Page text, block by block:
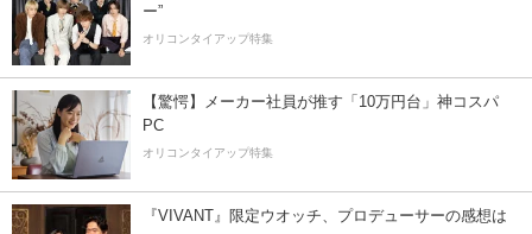
ー”
オリコンタイアップ特集
【驚愕】メーカー社員が推す「10万円台」神コスパ
PC
オリコンタイアップ特集
『VIVANT』限定ウオッチ、プロデューサーの感想は